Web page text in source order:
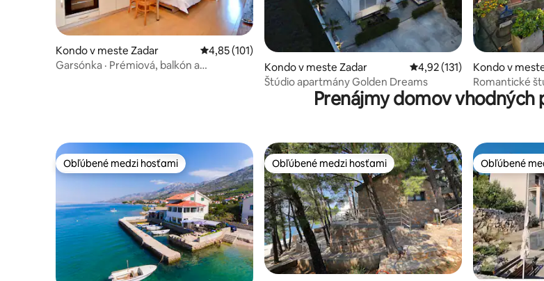
Kondo v meste Zadar Priemerné ohodnotenie 4,85 z 5, počet hodnotení: 101
4,85 (101)
Garsónka · Prémiová, balkón a
Kondo v meste Zadar Priemerné ohodnotenie
4,92 (131)
Štúdio apartmány Golden Dreams
Kondo v
Romantické
Prenájmy domov vhodných
Obľúbené medzi hosťami
Obľúbené medzi hosťami Obľúbené medzi hosťami
Obľúbené medzi hosťami Obľúbené
Obľúbené